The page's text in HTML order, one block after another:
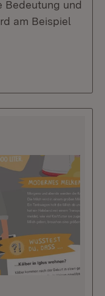
Bedeutung und
am Beispiel